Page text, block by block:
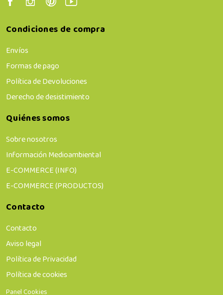
Condiciones de compra
Envíos
Formas de pago
Política de Devoluciones
Derecho de desistimiento
Quiénes somos
Sobre nosotros
Información Medioambiental
E-COMMERCE (INFO)
E-COMMERCE (PRODUCTOS)
Contacto
Contacto
Aviso legal
Política de Privacidad
Política de cookies
Panel Cookies